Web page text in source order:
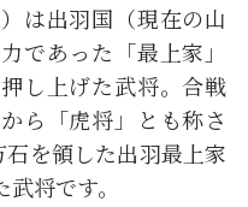
は出羽国（現在の山
であった「最上家」
し上げた武将。合戦
ら「虎将」とも称さ
を領した出羽最上家
将です。